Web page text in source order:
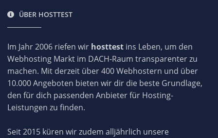
ÜBER HOSTTEST
Im Jahr 2006 riefen wir hosttest ins Leben, um den
Webhosting Markt im DACH-Raum transparenter zu
machen. Mit derzeit über 400 Webhostern und über
10.000 Angeboten bieten wir dir die beste Grundlage,
den für dich passenden Anbieter für Hosting-
Leistungen zu finden.
Seit 2015 küren wir zudem alljährlich unsere